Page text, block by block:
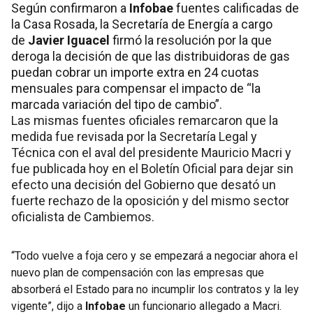
Según confirmaron a Infobaefuentes calificadas de
la Casa Rosada, la Secretaría de Energía a cargo
de Javier Iguacel firmó la resolución por la que
deroga la decisión de que las distribuidoras de gas
puedan cobrar un importe extra en 24 cuotas
mensuales para compensar el impacto de “la
marcada variación del tipo de cambio”.
Las mismas fuentes oficiales remarcaron que la
medida fue revisada por la Secretaría Legal y
Técnica con el aval del presidente Mauricio Macri y
fue publicada hoy en el Boletín Oficial para dejar sin
efecto una decisión del Gobierno que desató un
fuerte rechazo de la oposición y del mismo sector
oficialista de Cambiemos.
“Todo vuelve a foja cero y se empezará a negociar ahora el
nuevo plan de compensación con las empresas que
absorberá el Estado para no incumplir los contratos y la ley
vigente”, dijo a Infobae un funcionario allegado a Macri.